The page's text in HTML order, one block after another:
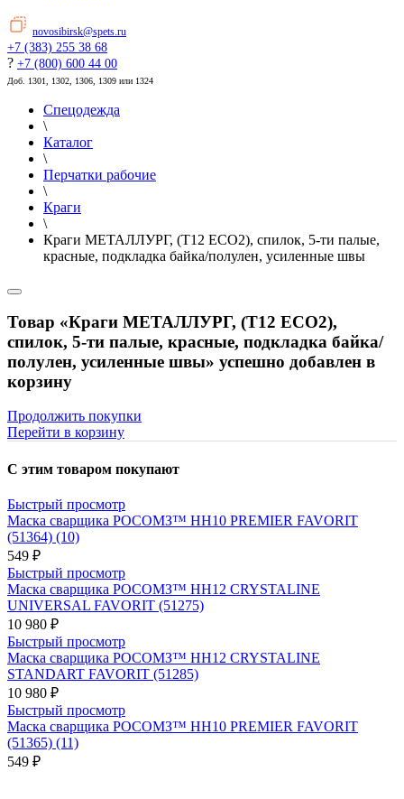
novosibirsk@spets.ru
+7 (383) 255 38 68
? +7 (800) 600 44 00
Доб. 1301, 1302, 1306, 1309 или 1324
Спецодежда
\
Каталог
\
Перчатки рабочие
\
Краги
\
Краги МЕТАЛЛУРГ, (T12 ECO2), спилок, 5-ти палые,
красные, подкладка байка/полулен, усиленные швы
Товар «Краги МЕТАЛЛУРГ, (T12 ECO2),
спилок, 5-ти палые, красные, подкладка байка/
полулен, усиленные швы» успешно добавлен в
корзину
Продолжить покупки
Перейти в корзину
С этим товаром покупают
Быстрый просмотр
Маска сварщика РОСОМЗ™ НН10 PREMIER FAVORIT
(51364) (10)
549 ₽
Быстрый просмотр
Маска сварщика РОСОМЗ™ НН12 CRYSTALINE
UNIVERSAL FAVORIT (51275)
10 980 ₽
Быстрый просмотр
Маска сварщика РОСОМЗ™ НН12 CRYSTALINE
STANDART FAVORIT (51285)
10 980 ₽
Быстрый просмотр
Маска сварщика РОСОМЗ™ НН10 PREMIER FAVORIT
(51365) (11)
549 ₽